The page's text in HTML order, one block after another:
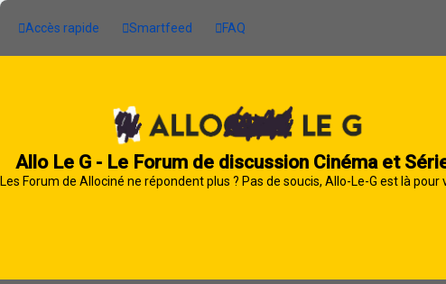
Accès rapide Smartfeed FAQ
Allo Le G - Le Forum de discussion Cinéma et
Les Forum de Allociné ne répondent plus ? Pas de soucis, Allo-Le-G est là pour